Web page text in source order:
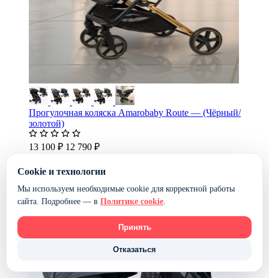
Прогулочная коляска Amarobaby Route — (Чёрный/
золотой)
13 100 ₽ 12 790 ₽
В корзину
Cookie и технологии
Мы используем необходимые cookie для корректной работы
сайта. Подробнее — в Политике cookie.
Принять
Отказаться